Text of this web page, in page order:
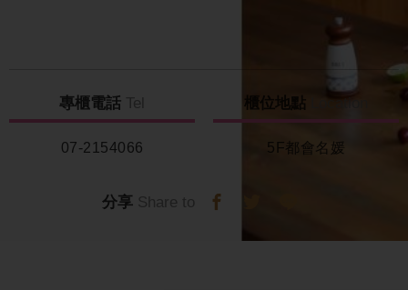
專櫃電話
07-2154066
櫃位地點 Location
5F都會名媛
分享